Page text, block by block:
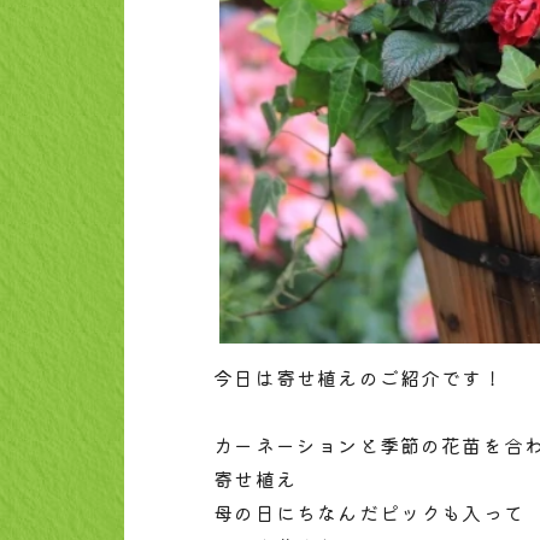
今日は寄せ植えのご紹介です！
カーネーションと季節の花苗を合
寄せ植え
母の日にちなんだピックも入って